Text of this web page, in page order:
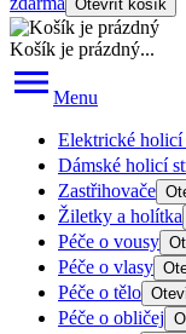
Otevřít košík
Košík je prázdný...
Menu
Elektrické
Dámské holicí
Zastřihovače
Žiletky a holítka
Péče o vousy
Péče o vlasy
Péče o tělo
Péče o obličej